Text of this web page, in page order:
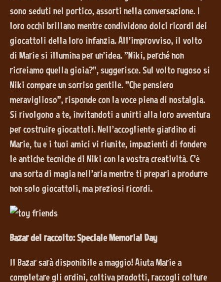
sono seduti nel portico, assorti nella conversazione. I
loro occhi brillano mentre condividono dolci ricordi dei
giocattoli della loro infanzia. All'improvviso, il volto
di Marie si illumina per un'idea. "Niki, perché non
ricreiamo quella gioia?", suggerisce. Sul volto rugoso si
Niki compare un sorriso gentile. "Che pensiero
meraviglioso", risponde con la voce piena di nostalgia.
Si rivolgono a te, invitandoti a unirti alla loro avventura
per costruire giocattoli. Nell'accogliente giardino di
Marie, tu e i tuoi amici vi riunite, impazienti di fondere
le antiche tecniche di Niki con la vostra creatività. C'è
una sorta di magia nell'aria mentre ti prepari a produrre
non solo giocattoli, ma preziosi ricordi.
Bazar del raccolto: Speciale Memorial Day
Il Bazar sarà disponibile a maggio! Aiuta Marie a
completare gli ordini, coltiva prodotti, raccogli colture